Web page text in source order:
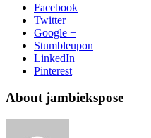
Facebook
Twitter
Google +
Stumbleupon
LinkedIn
Pinterest
About jambiekspose